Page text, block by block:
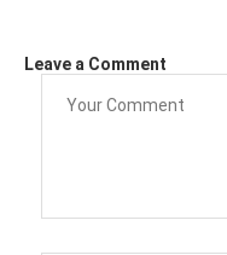
Leave a Comment